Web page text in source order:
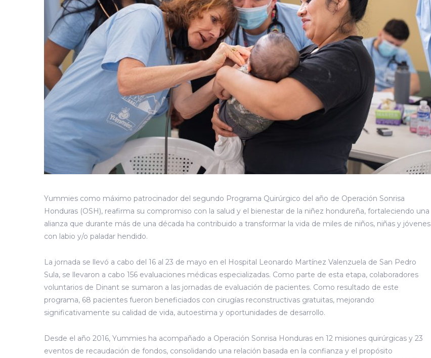
Yummies como máximo patrocinador del segundo Programa Quirúrgico del año de Operación Sonrisa
Honduras (OSH), reafirma su compromiso con la salud y el bienestar de la niñez hondureña, fortaleciendo una
alianza que durante más de una década ha contribuido a transformar la vida de miles de niños, niñas y jóvenes
con labio y/o paladar hendido.
La jornada se llevó a cabo del 16 al 23 de mayo en el Hospital Leonardo Martínez Valenzuela de San Pedro
Sula, se llevaron a cabo 156 evaluaciones médicas especializadas. Como parte de esta etapa, colaboradores
voluntarios de Dinant se sumaron a las jornadas de evaluación de pacientes. Como resultado de este
programa, 68 pacientes fueron beneficiados con cirugías reconstructivas gratuitas, mejorando
significativamente su calidad de vida, autoestima y oportunidades de desarrollo.
Desde el año 2016, Yummies ha acompañado a Operación Sonrisa Honduras en 12 misiones quirúrgicas y 23
eventos de recaudación de fondos, consolidando una relación basada en la confianza y el propósito